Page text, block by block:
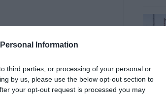
Information
third parties, or processing of your personal or
by us, please use the below opt-out section to
your opt-out request is processed you may